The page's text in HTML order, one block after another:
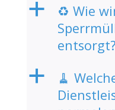
a
♻️ Wie
entsorgt?
a
🧹